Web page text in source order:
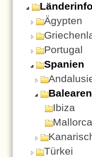
Ägypten
Portugal
Spanien
Balearen
Ibiza
Mallorca
Türkei